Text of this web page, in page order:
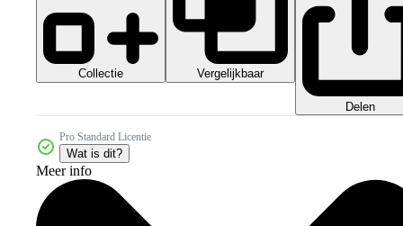
Collectie Vergelijkbaar
Delen
Pro Standard Licentie
Wat is dit?
Meer info